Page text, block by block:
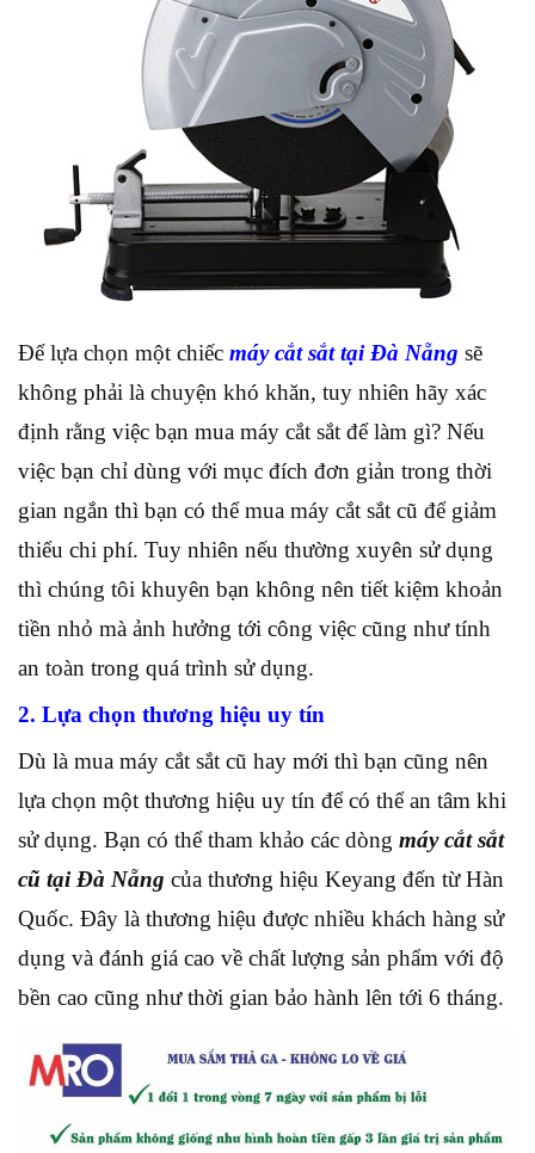
Để lựa chọn một chiếc máy cắt sắt tại Đà Nẵng sẽ
không phải là chuyện khó khăn, tuy nhiên hãy xác
định rằng việc bạn mua máy cắt sắt để làm gì? Nếu
việc bạn chỉ dùng với mục đích đơn giản trong thời
gian ngắn thì bạn có thể mua máy cắt sắt cũ để giảm
thiểu chi phí. Tuy nhiên nếu thường xuyên sử dụng
thì chúng tôi khuyên bạn không nên tiết kiệm khoản
tiền nhỏ mà ảnh hưởng tới công việc cũng như tính
an toàn trong quá trình sử dụng.
2. Lựa chọn thương hiệu uy tín
Dù là mua máy cắt sắt cũ hay mới thì bạn cũng nên
lựa chọn một thương hiệu uy tín để có thể an tâm khi
sử dụng. Bạn có thể tham khảo các dòng máy cắt sắt
cũ tại Đà Nẵng của thương hiệu Keyang đến từ Hàn
Quốc. Đây là thương hiệu được nhiều khách hàng sử
dụng và đánh giá cao về chất lượng sản phẩm với độ
bền cao cũng như thời gian bảo hành lên tới 6 tháng.